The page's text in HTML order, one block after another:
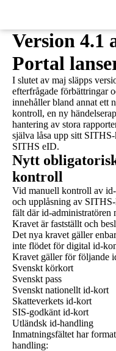
Version 4.1
Portal
I slutet av maj släpps
efterfrågade förbättringar
innehåller bland annat ett
kontroll, en ny
hantering av stora
själva låsa upp sitt
SITHS eID.
Nytt
kontroll
Vid manuell kontroll av
och upplåsning av
fält där id-administratören
Kravet är fastställt och
Det nya kravet gäller
inte flödet för digital id-
Kravet gäller för följande
Svenskt körkort
Svenskt pass
Svenskt nationellt id-kort
Skatteverkets id-kort
SIS-godkänt id-kort
Utländsk id-handling
Inmatningsfältet har
handling: